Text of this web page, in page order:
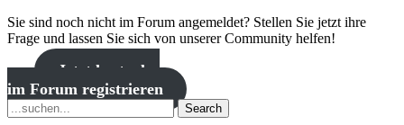
Sie sind noch nicht im Forum angemeldet? Stellen Sie jetzt ihre
Frage und lassen Sie sich von unserer Community helfen!
Jetzt kostenlos
im Forum registrieren
Search